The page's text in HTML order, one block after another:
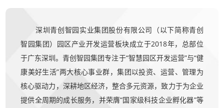
深圳青创智园实业集团股份有限公司（以下简称青创
智园集团）园区产业开发运营板块成立于2018年，总部位
于广东深圳。青创智园集团专注于“智慧园区开发运营”与“健
康美好生活”两大核心事业群，集团以投资、运营、管理为
核心驱动力，深耕地区经济，整合多元资源，致力于为企业
提供全周期的成长服务，并荣膺“国家级科技企业孵化器”等